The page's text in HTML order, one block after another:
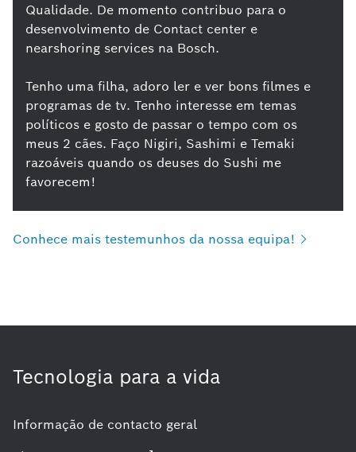
Qualidade. De momento contribuo para o
desenvolvimento de Contact center e
nearshoring services na Bosch.
Tenho uma filha, adoro ler e ver bons filmes e
programas de tv. Tenho interesse em temas
políticos e gosto de passar o tempo com os
meus 2 cães. Faço Nigiri, Sashimi e Temaki
razoáveis ​​quando os deuses do Sushi me
favorecem!
Conhece mais testemunhos da nossa equipa!
Tecnologia para a vida
Informação de contacto geral